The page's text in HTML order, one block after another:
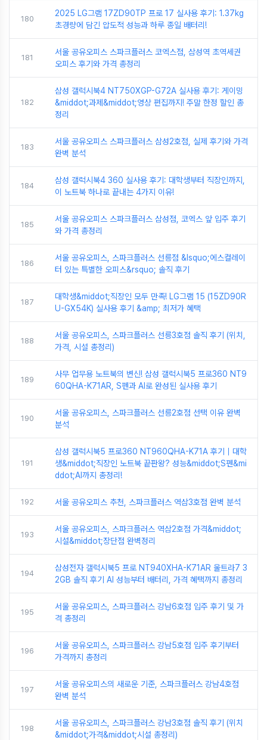
180
2025 LG그램 17ZD90TP 프로 17 실사용 후기: 1.37kg
초경량에 담긴 압도적 성능과 하루 종일 배터리!
181
서울 공유오피스 스파크플러스 코엑스점, 삼성역 초역세권
오피스 후기와 가격 총정리
182
삼성 갤럭시북4 NT750XGP-G72A 실사용 후기: 게이밍
&middot;과제&middot;영상 편집까지! 주말 한정 할인 총
정리
183
서울 공유오피스 스파크플러스 삼성2호점, 실제 후기와 가격
완벽 분석
184
삼성 갤럭시북4 360 실사용 후기: 대학생부터 직장인까지,
이 노트북 하나로 끝내는 4가지 이유!
185
서울 공유오피스 스파크플러스 삼성점, 코엑스 앞 입주 후기
와 가격 총정리
186
서울 공유오피스, 스파크플러스 선릉점 &lsquo;에스컬레이
터 있는 특별한 오피스&rsquo; 솔직 후기
187
대학생&middot;직장인 모두 만족! LG그램 15 (15ZD90R
U-GX54K) 실사용 후기 &amp; 최저가 혜택
188
서울 공유오피스, 스파크플러스 선릉3호점 솔직 후기 (위치,
가격, 시설 총정리)
189
사무 업무용 노트북의 변신! 삼성 갤럭시북5 프로360 NT9
60QHA-K71AR, S펜과 AI로 완성된 실사용 후기
190
서울 공유오피스, 스파크플러스 선릉2호점 선택 이유 완벽
분석
191
삼성 갤럭시북5 프로360 NT960QHA-K71A 후기｜대학
생&middot;직장인 노트북 끝판왕? 성능&middot;S펜&mi
ddot;AI까지 총정리!
192 서울 공유오피스 추천, 스파크플러스 역삼3호점 완벽 분석
193
서울 공유오피스, 스파크플러스 역삼2호점 가격&middot;
시설&middot;장단점 완벽정리
194
삼성전자 갤럭시북5 프로 NT940XHA-K71AR 울트라7 3
2GB 솔직 후기 AI 성능부터 배터리, 가격 혜택까지 총정리
195
서울 공유오피스, 스파크플러스 강남6호점 입주 후기 및 가
격 총정리
196
서울 공유오피스, 스파크플러스 강남5호점 입주 후기부터
가격까지 총정리
197
서울 공유오피스의 새로운 기준, 스파크플러스 강남4호점
완벽 분석
198
서울 공유오피스, 스파크플러스 강남3호점 솔직 후기 (위치
&middot;가격&middot;시설 총정리)